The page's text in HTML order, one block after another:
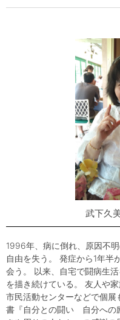
武下久
1996年、病に倒れ、原因不
自由を失う。 発症から1年半
会う。 以来、自宅で闘病生
を描き続けている。 友人や
市民活動センターなどで個
書『自分との闘い 自分への